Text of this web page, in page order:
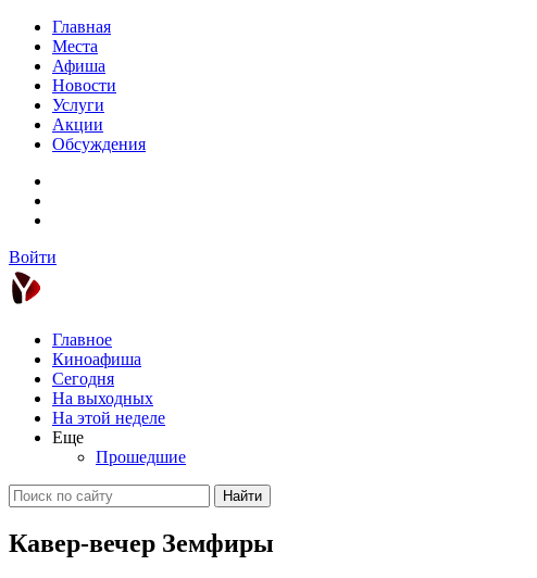
Главная
Места
Афиша
Новости
Услуги
Акции
Обсуждения
Войти
Главное
Киноафиша
Сегодня
На выходных
На этой неделе
Еще
Прошедшие
Найти
Кавер-вечер Земфиры